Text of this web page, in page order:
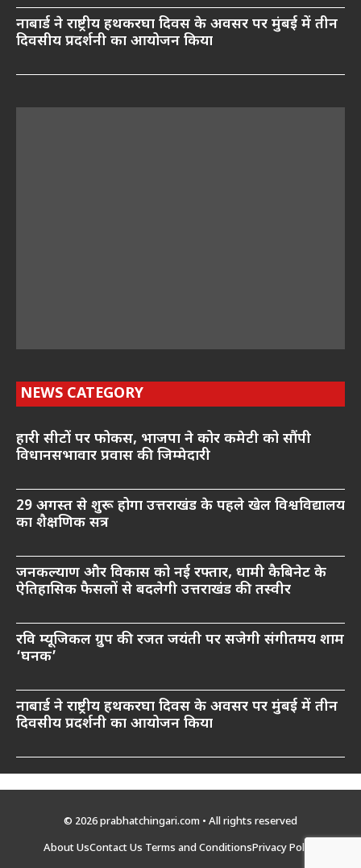
नाबार्ड ने राष्ट्रीय हथकरघा दिवस के अवसर पर मुंबई में तीन
दिवसीय प्रदर्शनी का आयोजन किया
NEWS CATEGORY
हारी सीटों पर फोकस, भाजपा ने कोर कमेटी को सौंपी
विधानसभावार प्रवास की जिम्मेदारी
29 अगस्त से शुरू होगा उत्तराखंड के पहले खेल विश्वविद्यालय
का शैक्षणिक सत्र
जनकल्याण और विकास को नई रफ्तार, धामी कैबिनेट के
ऐतिहासिक फैसलों से बदलेगी उत्तराखंड की तस्वीर
रवि म्यूजिकल ग्रुप की रजत जयंती पर सजेगी संगीतमय शाम
‘घनक’
नाबार्ड ने राष्ट्रीय हथकरघा दिवस के अवसर पर मुंबई में तीन
दिवसीय प्रदर्शनी का आयोजन किया
© 2026 prabhatchingari.com • All rights reserved
About UsContact Us Terms and ConditionsPrivacy Policy